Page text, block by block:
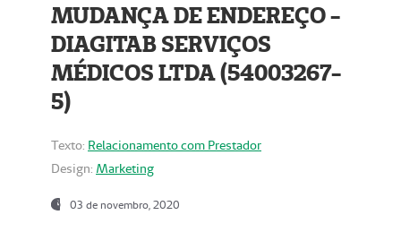
MUDANÇA DE ENDEREÇO -
DIAGITAB SERVIÇOS
MÉDICOS LTDA (54003267-
5)
Texto: Relacionamento com Prestador
Design: Marketing
03 de novembro, 2020